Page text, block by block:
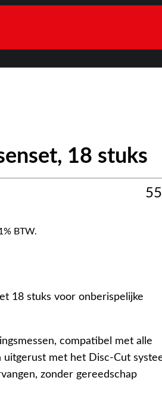
18 stuks
BTW.
18 stuks voor onberispelijke
compatibel met alle
met het Disc-Cut
zonder gereedschap